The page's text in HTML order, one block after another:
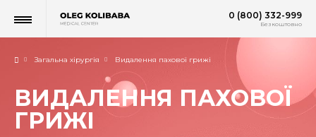
0 (800) 332-999
Безкоштовно
Загальна хірургія Видалення пахової грижі
ВИДАЛЕННЯ ПАХОВОЇ
ГРИЖІ